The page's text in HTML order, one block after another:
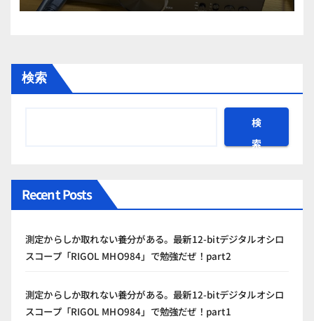
検索
検
索
Recent Posts
測定からしか取れない養分がある。最新12-bitデジタルオシロ
スコープ「RIGOL MHO984」で勉強だぜ！part2
測定からしか取れない養分がある。最新12-bitデジタルオシロ
スコープ「RIGOL MHO984」で勉強だぜ！part1